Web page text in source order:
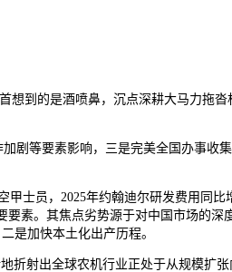
到的是酒喷鼻，沉点深耕大马力拖
等要素影响，三是完美全国办事收
员，2025年约翰迪尔研发费用同比
素。其焦点劣势源于对中国市场的
是加快本土化出产历程。
射出全球农机行业正处于从规模扩